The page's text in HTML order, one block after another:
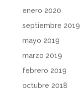
enero 2020
septiembre 2019
mayo 2019
marzo 2019
febrero 2019
octubre 2018